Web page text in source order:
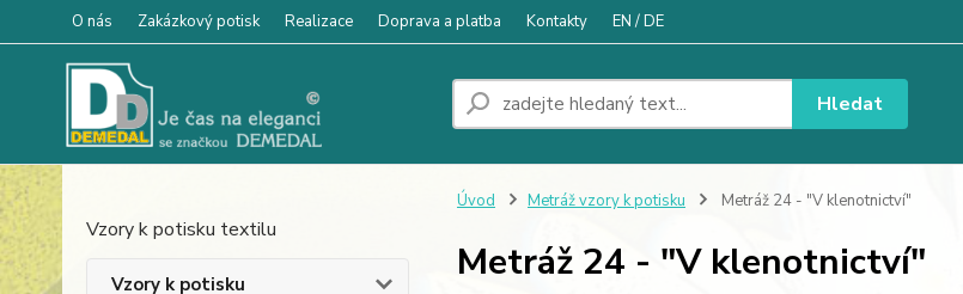
O nás Zakázkový potisk Realizace Doprava a platba Kontakty EN / DE
Hledat
Vzory k potisku textilu
Vzory k potisku
Úvod Metráž vzory k potisku Metráž 24 - "V klenotnictví"
Metráž 24 - "V klenotnictví"